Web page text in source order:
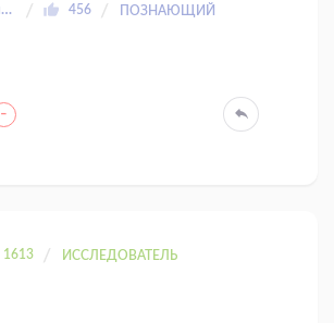
Ёльга солнечный заяц 456 ПОЗНАЮЩИЙ
-
1613 ИССЛЕДОВАТЕЛЬ